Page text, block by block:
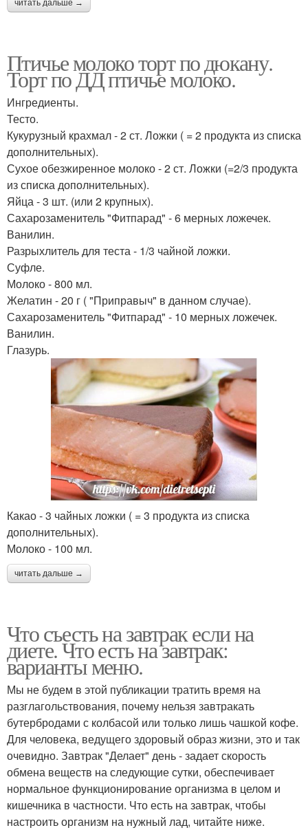
читать дальше →
Птичье молоко торт по дюкану.
Торт по ДД птичье молоко.
Ингредиенты.
Тесто.
Кукурузный крахмал - 2 ст. Ложки ( = 2 продукта из списка
дополнительных).
Сухое обезжиренное молоко - 2 ст. Ложки (=2/3 продукта
из списка дополнительных).
Яйца - 3 шт. (или 2 крупных).
Сахарозаменитель "Фитпарад" - 6 мерных ложечек.
Ванилин.
Разрыхлитель для теста - 1/3 чайной ложки.
Суфле.
Молоко - 800 мл.
Желатин - 20 г ( "Приправыч" в данном случае).
Сахарозаменитель "Фитпарад" - 10 мерных ложечек.
Ванилин.
Глазурь.
Какао - 3 чайных ложки ( = 3 продукта из списка
дополнительных).
Молоко - 100 мл.
читать дальше →
Что съесть на завтрак если на
диете. Что есть на завтрак:
варианты меню.
Мы не будем в этой публикации тратить время на
разглагольствования, почему нельзя завтракать
бутербродами с колбасой или только лишь чашкой кофе.
Для человека, ведущего здоровый образ жизни, это и так
очевидно. Завтрак "Делает" день - задает скорость
обмена веществ на следующие сутки, обеспечивает
нормальное функционирование организма в целом и
кишечника в частности. Что есть на завтрак, чтобы
настроить организм на нужный лад, читайте ниже.